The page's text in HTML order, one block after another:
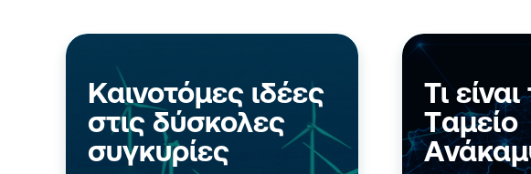
Δράση «Ίδρυση Επιχειρήσεων &
Ενίσχυση Νέων Μικρών Επιχειρήσεων»
υφιστάμενων Μικρομεσαίων
Επιχειρήσεων
Ενίσχυση επενδυτικών σχεδίων νέων
και υπό σύσταση Μικρομεσαίων
Καινοτόμες ιδέες
στις δύσκολες
συγκυρίες
Τι
Tαμείο